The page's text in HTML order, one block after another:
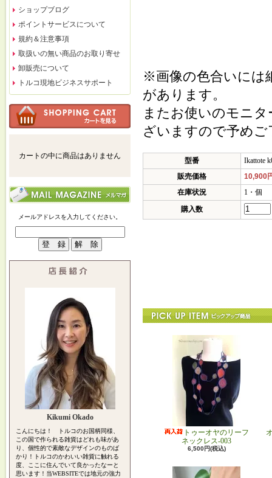
ショップブログ
ポイントサービスについて
規約＆注意事項
取扱いの無い商品のお取り寄せ
卸販売について
トルコ現地ビジネスサポート
カートの中に商品はありません
メールアドレスを入力してください。
Kikumi Okado
こんにちは！ トルコのお国柄同様、
この国で作られる雑貨はどれも味があ
り、個性的で素敵なデザインのものば
かり！トルコのかわいい雑貨に触れる
度、ここに住んでいて良かったなーと
思います！当WEBSITEでは地元の強力
※画像の色合いには
があります。
またお使いのモニ
ざいますので予め
型番
Ikattote
販売価格
10,900
在庫状況
1・個
購入数
トゥーオヤのリーフ
ネックレス-003
6,500円(税込)